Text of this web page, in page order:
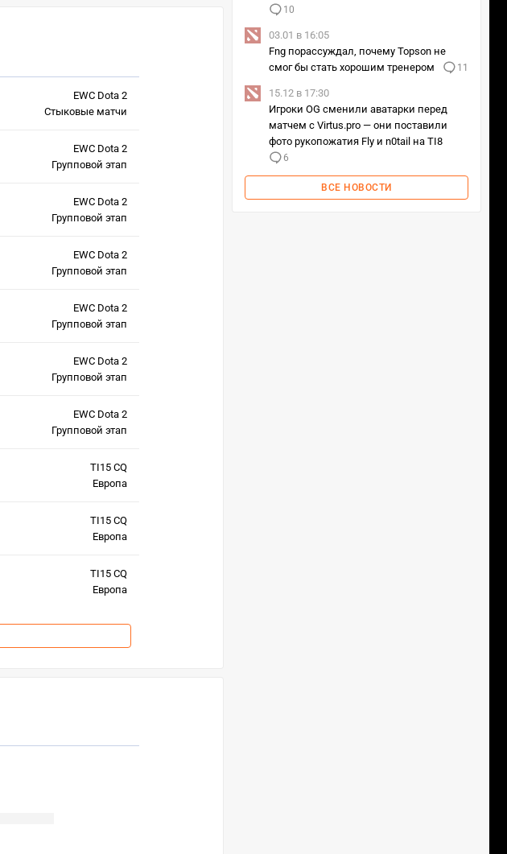
EWC Dota 2
Стыковые матчи
EWC Dota 2
Групповой этап
EWC Dota 2
Групповой этап
EWC Dota 2
Групповой этап
EWC Dota 2
Групповой этап
EWC Dota 2
Групповой этап
EWC Dota 2
Групповой этап
TI15 CQ
Европа
TI15 CQ
Европа
TI15 CQ
Европа
10
03.01 в 16:05
Fng порассуждал, почему Topson не
смог бы стать хорошим тренером
11
15.12 в 17:30
Игроки OG сменили аватарки перед
матчем с Virtus.pro — они поставили
фото рукопожатия Fly и n0tail на TI8
6
ВСЕ НОВОСТИ